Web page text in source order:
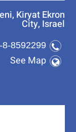
Kiryat Ekron
City, Israel
8-8592299
See Map